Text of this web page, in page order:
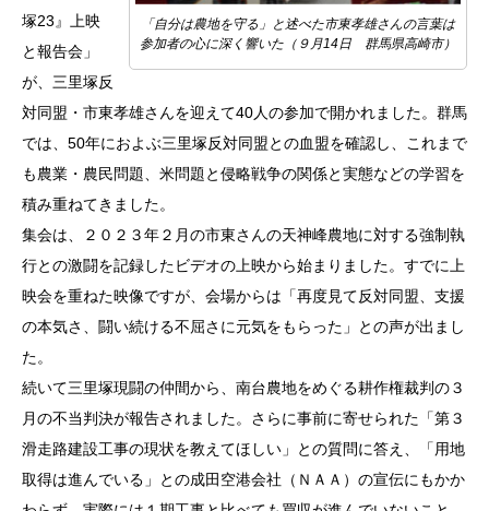
「自分は農地を守る」と述べた市東孝雄さんの言葉は
参加者の心に深く響いた（９月14日 群馬県高崎市）
塚23』上映
と報告会」
が、三里塚反
対同盟・市東孝雄さんを迎えて40人の参加で開かれました。群馬
では、50年におよぶ三里塚反対同盟との血盟を確認し、これまで
も農業・農民問題、米問題と侵略戦争の関係と実態などの学習を
積み重ねてきました。
集会は、２０２３年２月の市東さんの天神峰農地に対する強制執
行との激闘を記録したビデオの上映から始まりました。すでに上
映会を重ねた映像ですが、会場からは「再度見て反対同盟、支援
の本気さ、闘い続ける不屈さに元気をもらった」との声が出まし
た。
続いて三里塚現闘の仲間から、南台農地をめぐる耕作権裁判の３
月の不当判決が報告されました。さらに事前に寄せられた「第３
滑走路建設工事の現状を教えてほしい」との質問に答え、「用地
取得は進んでいる」との成田空港会社（ＮＡＡ）の宣伝にもかか